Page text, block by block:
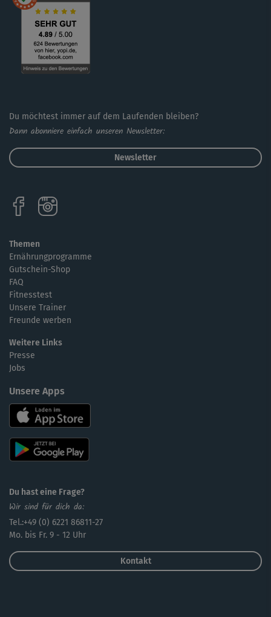
Du möchtest immer auf dem Laufenden bleiben?
Dann abonniere einfach unseren Newsletter:
Newsletter
Themen
Ernährungprogramme
Gutschein-Shop
FAQ
Fitnesstest
Unsere Trainer
Freunde werben
Weitere Links
Presse
Jobs
Unsere Apps
Du hast eine Frage?
Wir sind für dich da:
Tel.:+49 (0) 6221 86811-27
Mo. bis Fr. 9 - 12 Uhr
Kontakt